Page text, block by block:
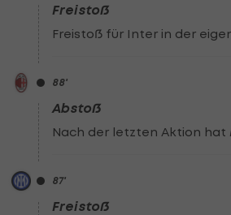
Freistoß
Freistoß für Inter in der
88'
Abstoß
Nach der letzten Aktion hat
87'
Freistoß